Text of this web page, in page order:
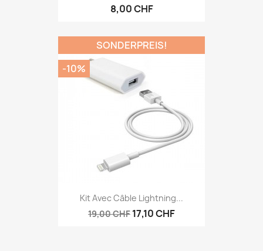
8,00 CHF
Kit Avec Câble Lightning...
19,00 CHF 17,10 CHF
SONDERPREIS!
-10%